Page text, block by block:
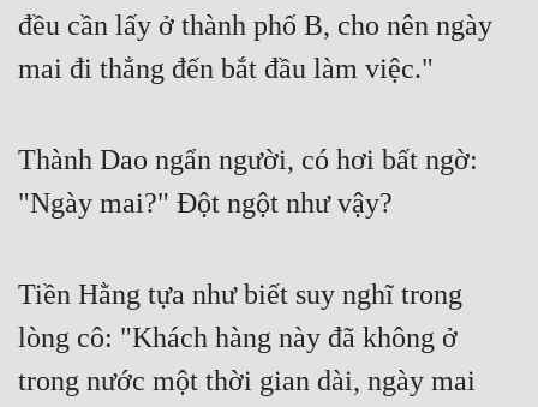
Góc Nhìn Nữ
Huyền Nghi
Huyền Ảo
Hệ Thống
Học Đường
Khoa Huyễn
đều cần lấy ở thành phố B, cho nên ngày
mai đi thẳng đến bắt đầu làm việc."
Thành Dao ngẩn người, có hơi bất ngờ:
"Ngày mai?" Đột ngột như vậy?
Tiền Hằng tựa như biết suy nghĩ trong
lòng cô: "Khách hàng này đã không ở
trong nước một thời gian dài, ngày mai